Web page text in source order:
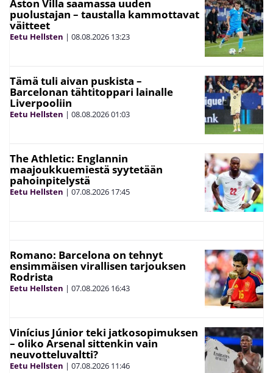
Aston Villa saamassa uuden
puolustajan – taustalla kammottavat
väitteet
Eetu Hellsten | 08.08.2026 13:23
Tämä tuli aivan puskista –
Barcelonan tähtitoppari lainalle
Liverpooliin
Eetu Hellsten | 08.08.202601:03
The Athletic: Englannin
maajoukkuemiestä syytetään
pahoinpitelystä
Eetu Hellsten | 07.08.2026 17:45
Romano: Barcelona on tehnyt
ensimmäisen virallisen tarjouksen
Rodrista
Eetu Hellsten | 07.08.2026 16:43
Vinícius Júnior teki jatkosopimuksen
– oliko Arsenal sittenkin vain
neuvotteluvaltti?
Eetu Hellsten | 07.08.2026 11:46